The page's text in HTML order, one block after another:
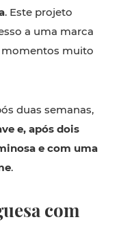
. Este projeto
a uma marca
momentos muito
duas semanas,
e, após dois
e com uma
.
com